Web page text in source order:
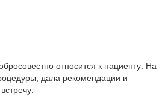
относится к пациенту. На
дала рекомендации и